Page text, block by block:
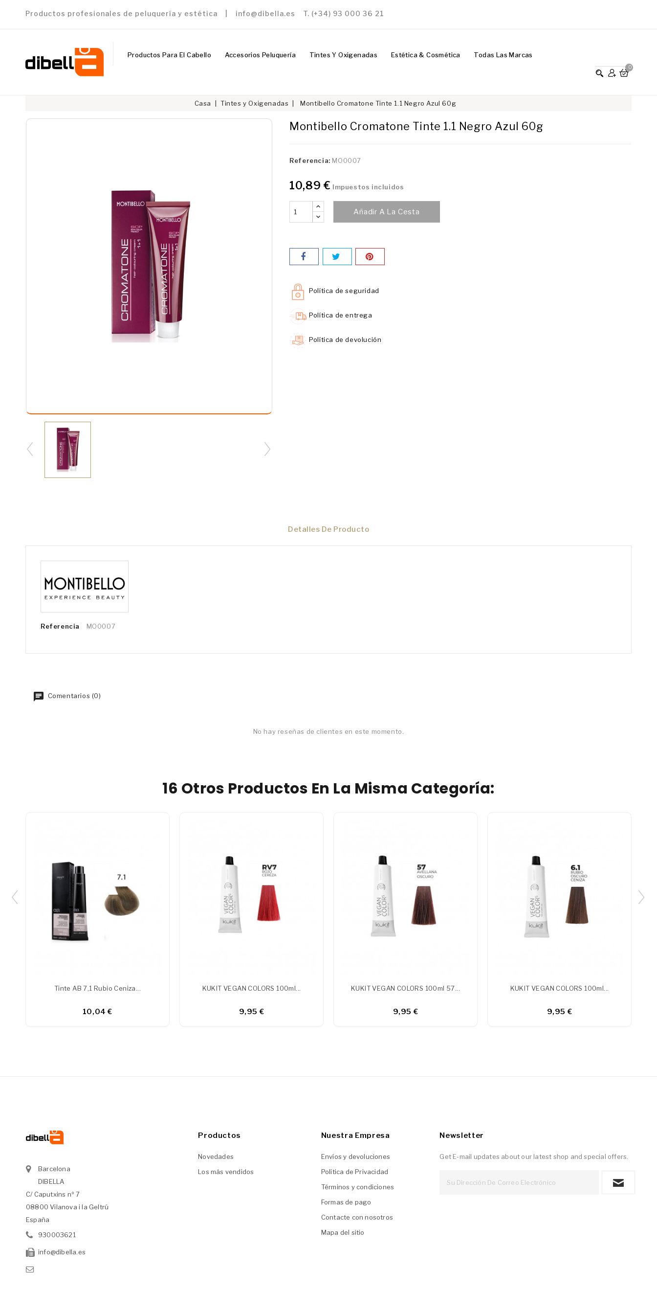
Productos profesionales de peluquería y estética | info@dibella.es T. (+34) 93 000 36 21
0
Productos Para El Cabello Accesorios Peluquería Tintes Y Oxigenadas Estética & Cosmética Todas Las Marcas
Casa Tintes y Oxigenadas Montibello Cromatone Tinte 1.1 Negro Azul 60g
Montibello Cromatone Tinte 1.1 Negro Azul 60g
Referencia: MO0007
10,89 € Impuestos incluidos
Añadir A La Cesta
Política de seguridad
Política de entrega
Política de devolución
Detalles De Producto
Referencia MO0007
Comentarios (0)
No hay reseñas de clientes en este momento.
16 Otros Productos En La Misma Categoría:
Tinte AB 7,1 Rubio Ceniza...
10,04 €
KUKIT VEGAN COLORS 100ml...
9,95 €
KUKIT VEGAN COLORS 100ml 57...
9,95 €
KUKIT VEGAN COLORS 100ml...
9,95 €
Barcelona
DIBELLA
C/ Caputxins nº 7
08800 Vilanova i la Geltrú
España
930003621
info@dibella.es
Productos
Novedades
Los más vendidos
Nuestra Empresa
Envíos y devoluciones
Política de Privacidad
Términos y condiciones
Formas de pago
Contacte con nosotros
Mapa del sitio
Newsletter
Get E-mail updates about our latest shop and special offers.